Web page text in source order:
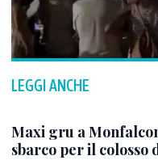
LEGGI ANCHE
Maxi gru a
sbarco per il colosso